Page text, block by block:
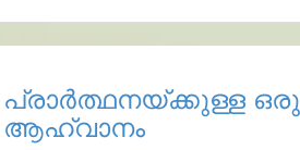
പ്രാർത്ഥനയ്ക്കുള്ള ഒരു
ആഹ്വാനം